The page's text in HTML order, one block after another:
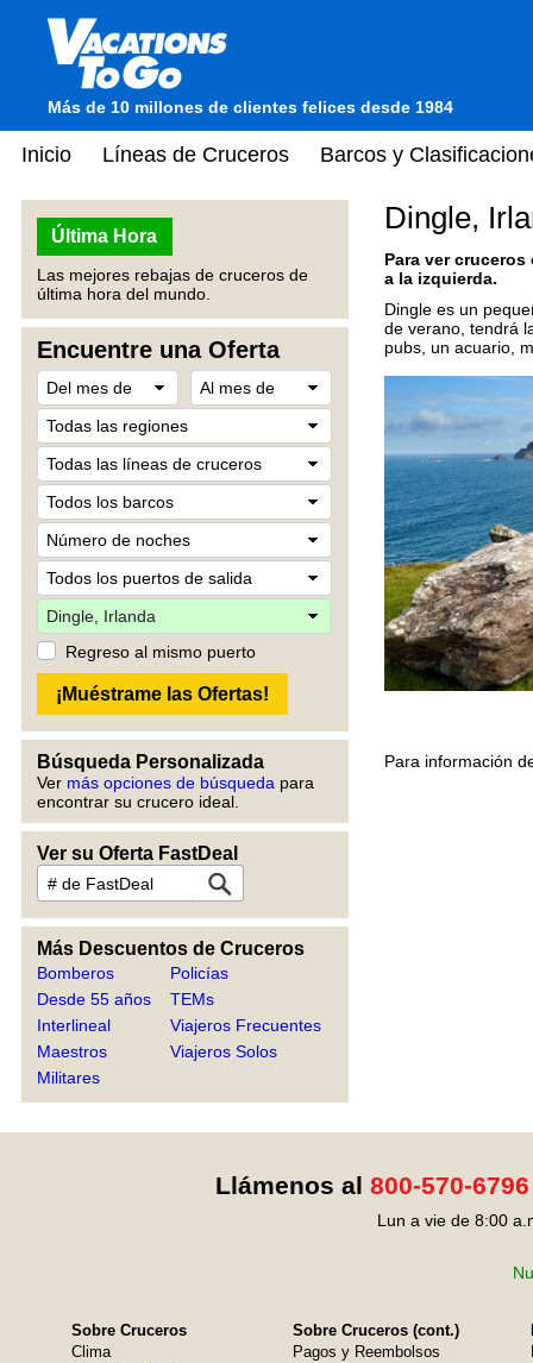
Más de 10 millones de clientes felices desde 1984
Inicio Líneas de Cruceros Barcos y
Última Hora
Las mejores rebajas de cruceros de
última hora del mundo.
Encuentre una Oferta
Regreso al mismo puerto
Búsqueda Personalizada
Ver más opciones de búsqueda para
encontrar su crucero ideal.
Ver su Oferta FastDeal
Más Descuentos de Cruceros
Bomberos
Desde 55 años
Interlineal
Maestros
Militares
Policías
TEMs
Viajeros Frecuentes
Viajeros Solos
Dingle,
Para ver
a la izquierda.
Dingle es un
de verano, tendrá
pubs, un acuario,
Para información
Llámenos al 800-570-6796
Lun a vie de 8:00
Sobre Cruceros
Clima
Sobre Cruceros (cont.)
Pagos y Reembolsos